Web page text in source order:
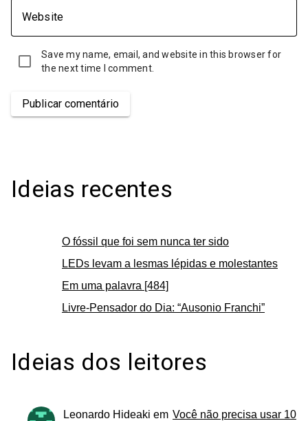
Website
Save my name, email, and website in this browser for
the next time I comment.
Publicar comentário
Ideias recentes
O fóssil que foi sem nunca ter sido
LEDs levam a lesmas lépidas e molestantes
Em uma palavra [484]
Livre-Pensador do Dia: “Ausonio Franchi”
Ideias dos leitores
Leonardo Hideaki em Você não precisa usar 10